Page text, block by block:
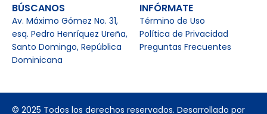
BÚSCANOS
Av. Máximo Gómez No. 31,
esq. Pedro Henríquez Ureña,
Santo Domingo, República
Dominicana
INFÓRMATE
Término de Uso
Política de Privacidad
Preguntas Frecuentes
© 2025 Todos los derechos reservados. Desarrollado por